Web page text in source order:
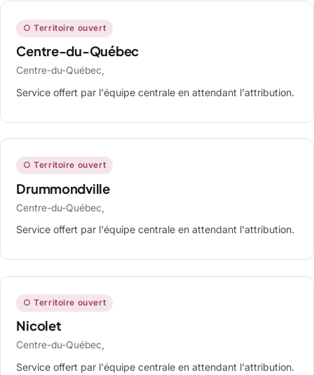
○ Territoire ouvert
Centre-du-Québec
Centre-du-Québec,
Service offert par l'équipe centrale en attendant l'attribution.
○ Territoire ouvert
Drummondville
Centre-du-Québec,
Service offert par l'équipe centrale en attendant l'attribution.
○ Territoire ouvert
Nicolet
Centre-du-Québec,
Service offert par l'équipe centrale en attendant l'attribution.